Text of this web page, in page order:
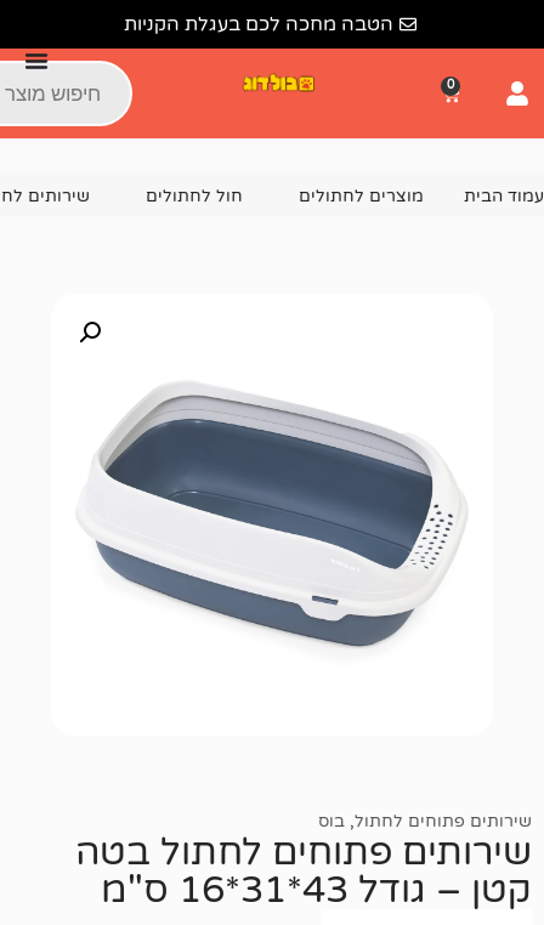
הטבה מחכה לכם בעגלת הקניות
לחתולים חול לחתולים שירותים לחתול
לחתול,בוס
פתוחים לחתול בטה
ס"מ